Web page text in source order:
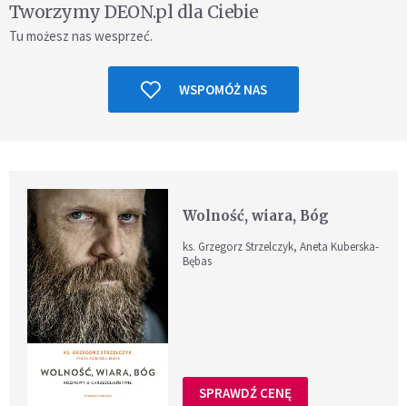
Tworzymy DEON.pl dla Ciebie
Tu możesz nas wesprzeć.
WSPOMÓŻ NAS
Wolność, wiara, Bóg
ks. Grzegorz Strzelczyk, Aneta Kuberska-
Bębas
SPRAWDŹ CENĘ